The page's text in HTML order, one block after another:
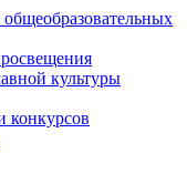
культуры
конкурсов